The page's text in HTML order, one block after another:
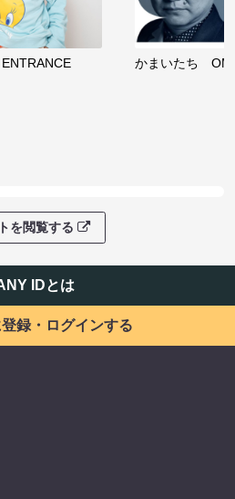
かまいたち
を閲覧する
IDとは
録・ログインする